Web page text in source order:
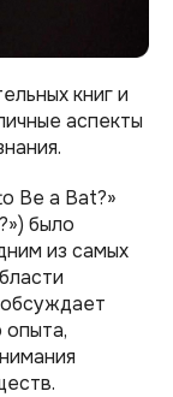
книг и
аспекты
Be a Bat?»
было
из самых
опыта,